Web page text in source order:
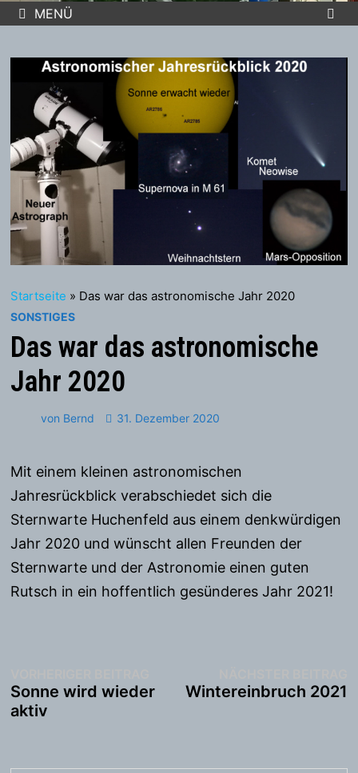
MENÜ
Startseite » Das war das astronomische Jahr 2020
SONSTIGES
Das war das astronomische
Jahr 2020
von Bernd 31. Dezember 2020
Mit einem kleinen astronomischen
Jahresrückblick verabschiedet sich die
Sternwarte Huchenfeld aus einem denkwürdigen
Jahr 2020 und wünscht allen Freunden der
Sternwarte und der Astronomie einen guten
Rutsch in ein hoffentlich gesünderes Jahr 2021!
Beitragsnavigation
Beitrag:
Sonne wird wieder
aktiv
Wintereinbruch 2021